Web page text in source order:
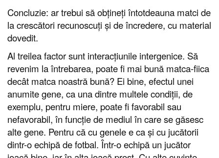
Concluzie: ar trebui să obțineți întotdeauna matci de
la crescători recunoscuți și de încredere, cu material
dovedit.
Al treilea factor sunt interacțiunile intergenice. Să
revenim la întrebarea, poate fi mai bună matca-fiica
decât matca noastră bună? Ei bine, efectul unei
anumite gene, ca una dintre multele condiții, de
exemplu, pentru miere, poate fi favorabil sau
nefavorabil, în funcție de mediul în care se găsesc
alte gene. Pentru că cu genele e ca și cu jucătorii
dintr-o echipă de fotbal. Într-o echipă un jucător